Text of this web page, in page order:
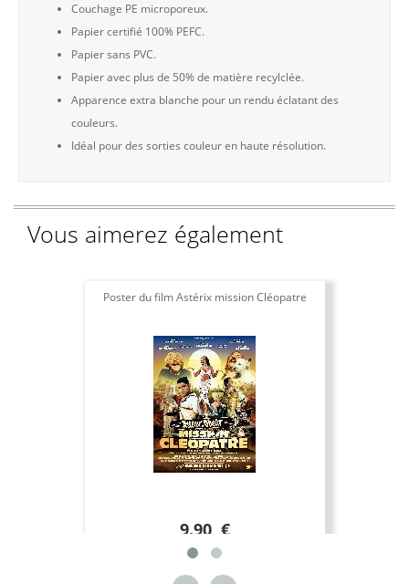
Couchage PE microporeux.
Papier certifié 100% PEFC.
Papier sans PVC.
Papier avec plus de 50% de matière recylclée.
Apparence extra blanche pour un rendu éclatant des
couleurs.
Idéal pour des sorties couleur en haute résolution.
Vous aimerez également
Poster du film Astérix mission Cléopatre
9.90 €